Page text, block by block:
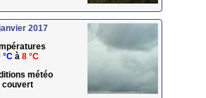
2017
°C à 8 °C
météo
couvert